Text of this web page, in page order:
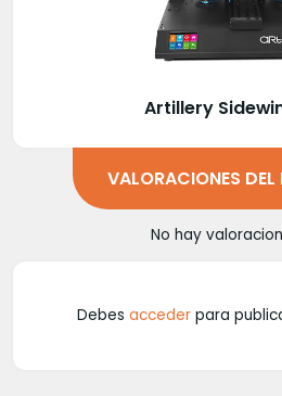
Artillery
VALORACIONES
No hay
Debes acceder para